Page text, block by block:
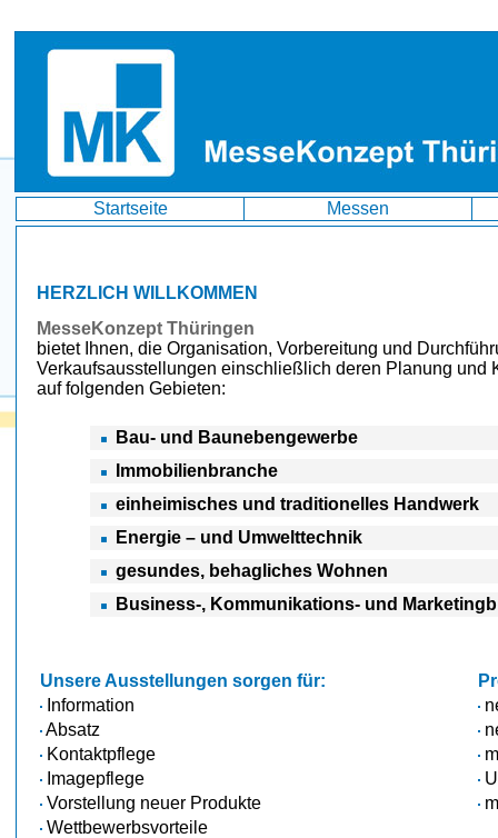
Startseite Messen
HERZLICH WILLKOMMEN
MesseKonzept Thüringen
bietet Ihnen, die Organisation, Vorbereitung und
Verkaufsausstellungen einschließlich deren Planung und
auf folgenden Gebieten:
Bau- und Baunebengewerbe
Immobilienbranche
einheimisches und traditionelles Handwerk
Energie – und Umwelttechnik
gesundes, behagliches Wohnen
Business-, Kommunikations- und
Unsere Ausstellungen sorgen für:
Information
Absatz
Kontaktpflege
Imagepflege
Vorstellung neuer Produkte
Wettbewerbsvorteile